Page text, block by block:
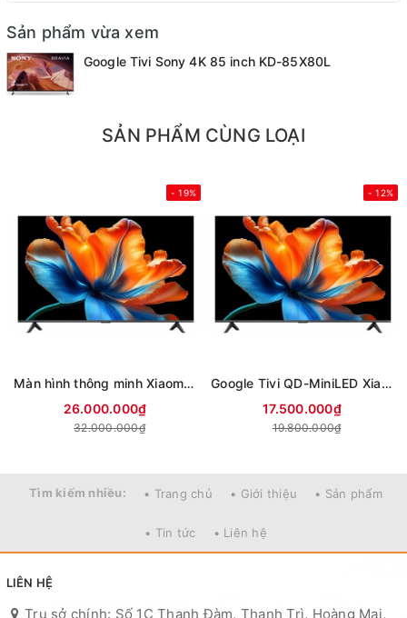
Sản phẩm vừa xem
Google Tivi Sony 4K 85 inch KD-85X80L
SẢN PHẨM CÙNG LOẠI
- 19%
Màn hình thông minh Xiaomi 4K 85 inch Smart Display S L85MC-STWN (Mới 2026)
26.000.000₫
32.000.000₫
- 12%
Google Tivi QD-MiniLED Xiaomi S 4K 75 inch L75MC-SSEA (Mới 2026)
17.500.000₫
19.800.000₫
Tìm kiếm nhiều: • Trang chủ • Giới thiệu • Sản phẩm
• Tin tức • Liên hệ
LIÊN HỆ
Trụ sở chính: Số 1C Thanh Đàm, Thanh Trì, Hoàng Mai,